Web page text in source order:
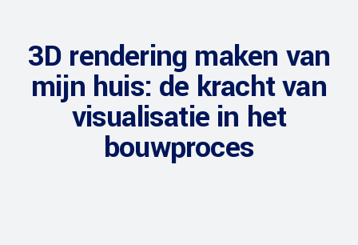
3D rendering maken van
mijn huis: de kracht van
visualisatie in het
bouwproces